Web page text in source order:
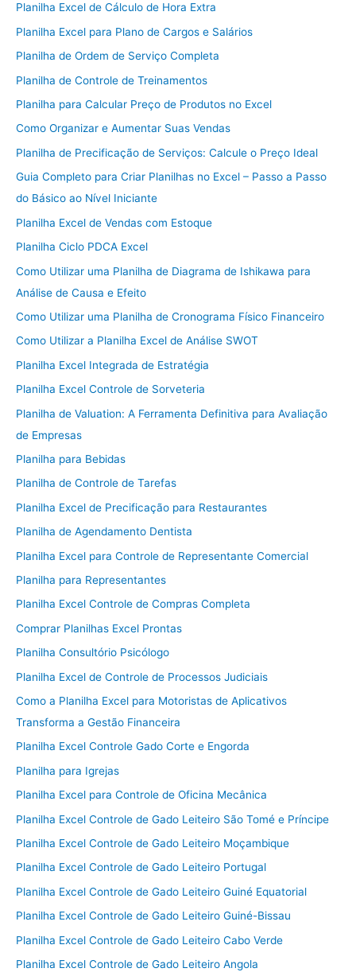
Planilha Excel de Cálculo de Hora Extra
Planilha Excel para Plano de Cargos e Salários
Planilha de Ordem de Serviço Completa
Planilha de Controle de Treinamentos
Planilha para Calcular Preço de Produtos no Excel
Como Organizar e Aumentar Suas Vendas
Planilha de Precificação de Serviços: Calcule o Preço Ideal
Guia Completo para Criar Planilhas no Excel – Passo a Passo
do Básico ao Nível Iniciante
Planilha Excel de Vendas com Estoque
Planilha Ciclo PDCA Excel
Como Utilizar uma Planilha de Diagrama de Ishikawa para
Análise de Causa e Efeito
Como Utilizar uma Planilha de Cronograma Físico Financeiro
Como Utilizar a Planilha Excel de Análise SWOT
Planilha Excel Integrada de Estratégia
Planilha Excel Controle de Sorveteria
Planilha de Valuation: A Ferramenta Definitiva para Avaliação
de Empresas
Planilha para Bebidas
Planilha de Controle de Tarefas
Planilha Excel de Precificação para Restaurantes
Planilha de Agendamento Dentista
Planilha Excel para Controle de Representante Comercial
Planilha para Representantes
Planilha Excel Controle de Compras Completa
Comprar Planilhas Excel Prontas
Planilha Consultório Psicólogo
Planilha Excel de Controle de Processos Judiciais
Como a Planilha Excel para Motoristas de Aplicativos
Transforma a Gestão Financeira
Planilha Excel Controle Gado Corte e Engorda
Planilha para Igrejas
Planilha Excel para Controle de Oficina Mecânica
Planilha Excel Controle de Gado Leiteiro São Tomé e Príncipe
Planilha Excel Controle de Gado Leiteiro Moçambique
Planilha Excel Controle de Gado Leiteiro Portugal
Planilha Excel Controle de Gado Leiteiro Guiné Equatorial
Planilha Excel Controle de Gado Leiteiro Guiné-Bissau
Planilha Excel Controle de Gado Leiteiro Cabo Verde
Planilha Excel Controle de Gado Leiteiro Angola